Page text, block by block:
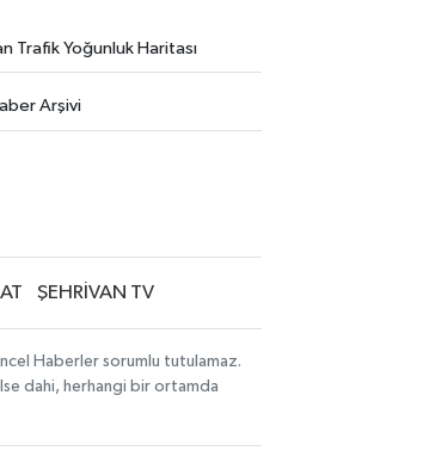
Trafik Yoğunluk Haritası
Arşivi
ŞEHRİVAN TV
Haberler sorumlu tutulamaz.
dahi, herhangi bir ortamda